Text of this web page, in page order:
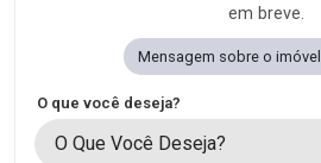
em breve.
Mensagem sobre o imóvel
O que você deseja?
O Que Você Deseja?